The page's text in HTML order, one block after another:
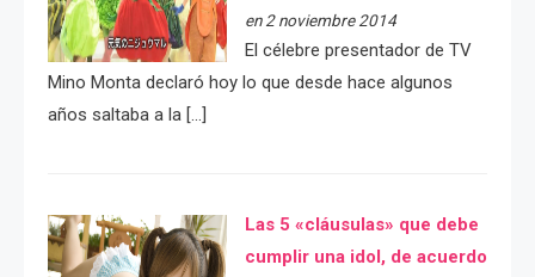
en 2 noviembre 2014
El célebre presentador de TV
Mino Monta declaró hoy lo que desde hace algunos
años saltaba a la […]
Las 5 «cláusulas» que debe
cumplir una idol, de acuerdo